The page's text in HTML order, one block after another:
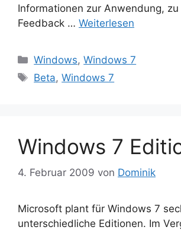
Informationen zur Anwendung,
Feedback … Weiterlesen
Kategorien
Windows,Windows 7
Schlagwörter
Beta,Windows 7
Windows 7
4. Februar 2009 von Dominik
Microsoft plant für Windows 7
unterschiedliche Editionen. Im